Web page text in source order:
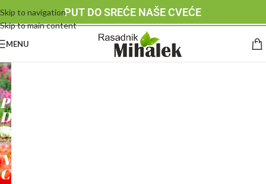
Skip to navigation
Skip to main content
PUT DO SREĆE NAŠE CVEĆE
MENU
RASADNIK
MIHALEK
PUT
DO
SREĆE
-
NAŠE
CVEĆE